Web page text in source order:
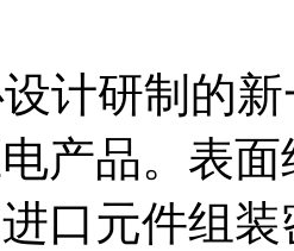
计研制的
产品。表
口元件组